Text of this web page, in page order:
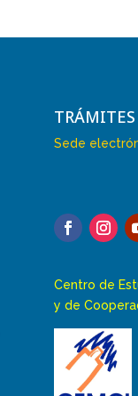
TRÁMITES
Sede
Centro de
y de